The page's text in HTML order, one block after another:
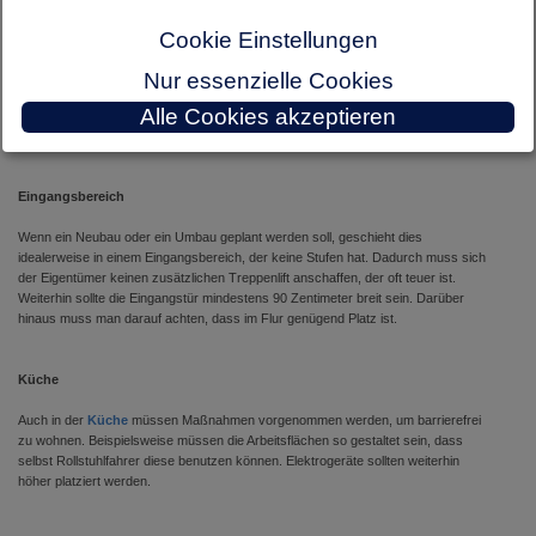
Welche Umbaumaßnahmen sollten durchgeführt werden?
Wenn eine altersgerechte Wohnung gebaut wird, muss die Umstrukturierung gut
die Wohnung aussehen sollte und welche Umrüstungsmaßnahmen vorgenommen
werden müssen.
Eingangsbereich
Wenn ein Neubau oder ein Umbau geplant werden soll, geschieht dies
idealerweise in einem Eingangsbereich, der keine Stufen hat. Dadurch muss sich
der Eigentümer keinen zusätzlichen Treppenlift anschaffen, der oft teuer ist.
Weiterhin sollte die Eingangstür mindestens 90 Zentimeter breit sein. Darüber
hinaus muss man darauf achten, dass im Flur genügend Platz ist.
Küche
Auch in der Küche müssen Maßnahmen vorgenommen werden, um barrierefrei
zu wohnen. Beispielsweise müssen die Arbeitsflächen so gestaltet sein, dass
selbst Rollstuhlfahrer diese benutzen können. Elektrogeräte sollten weiterhin
höher platziert werden.
Cookie Einstellungen
Nur essenzielle Cookies
Alle Cookies akzeptieren